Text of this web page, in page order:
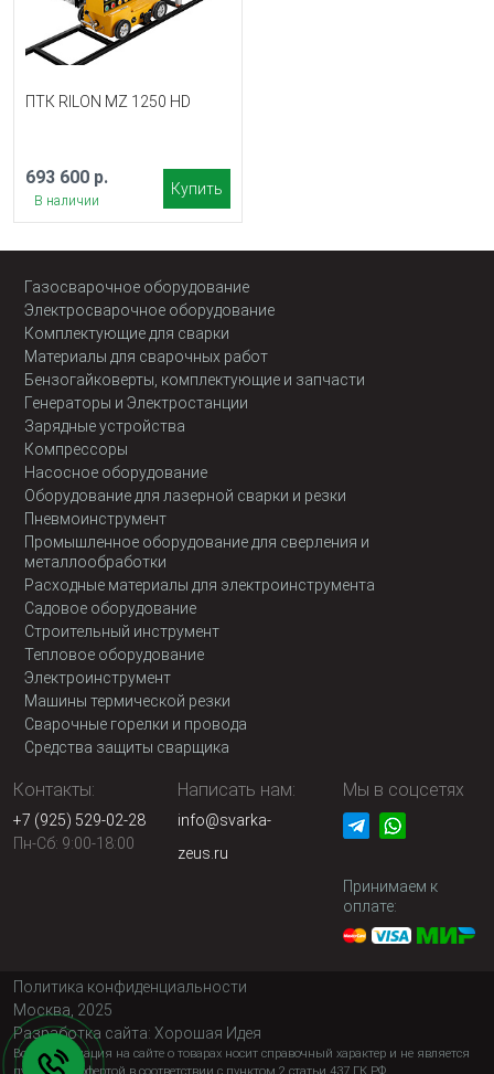
ПТК RILON MZ 1250 HD
693 600 р.
В наличии
Купить
Газосварочное оборудование
Электросварочное оборудование
Комплектующие для сварки
Материалы для сварочных работ
Бензогайковерты, комплектующие и запчасти
Генераторы и Электростанции
Зарядные устройства
Компрессоры
Насосное оборудование
Оборудование для лазерной сварки и резки
Пневмоинструмент
Промышленное оборудование для сверления и
металлообработки
Расходные материалы для электроинструмента
Садовое оборудование
Строительный инструмент
Тепловое оборудование
Электроинструмент
Машины термической резки
Сварочные горелки и провода
Средства защиты сварщика
Контакты:
+7 (925) 529-02-28
Пн-Сб: 9:00-18:00
Написать нам:
info@svarka-
zeus.ru
Мы в соцсетях
Принимаем к
оплате:
Политика конфиденциальности
Москва, 2025
Разработка сайта: Хорошая Идея
Вся информация на сайте о товарах носит справочный характер и не является